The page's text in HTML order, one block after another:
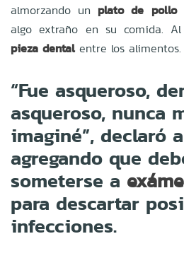
almorzando un plato de pollo
algo extraño en su comida.
pieza dental entre los alimentos.
“Fue asqueroso,
asqueroso, nunca
imaginé”, declaró a
agregando que
someterse a
para descartar
infecciones.